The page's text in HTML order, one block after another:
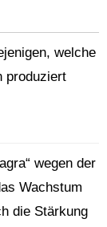
welche
produziert
wegen der
Wachstum
die Stärkung